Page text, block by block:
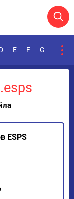
D E F G
.esps
ESPS